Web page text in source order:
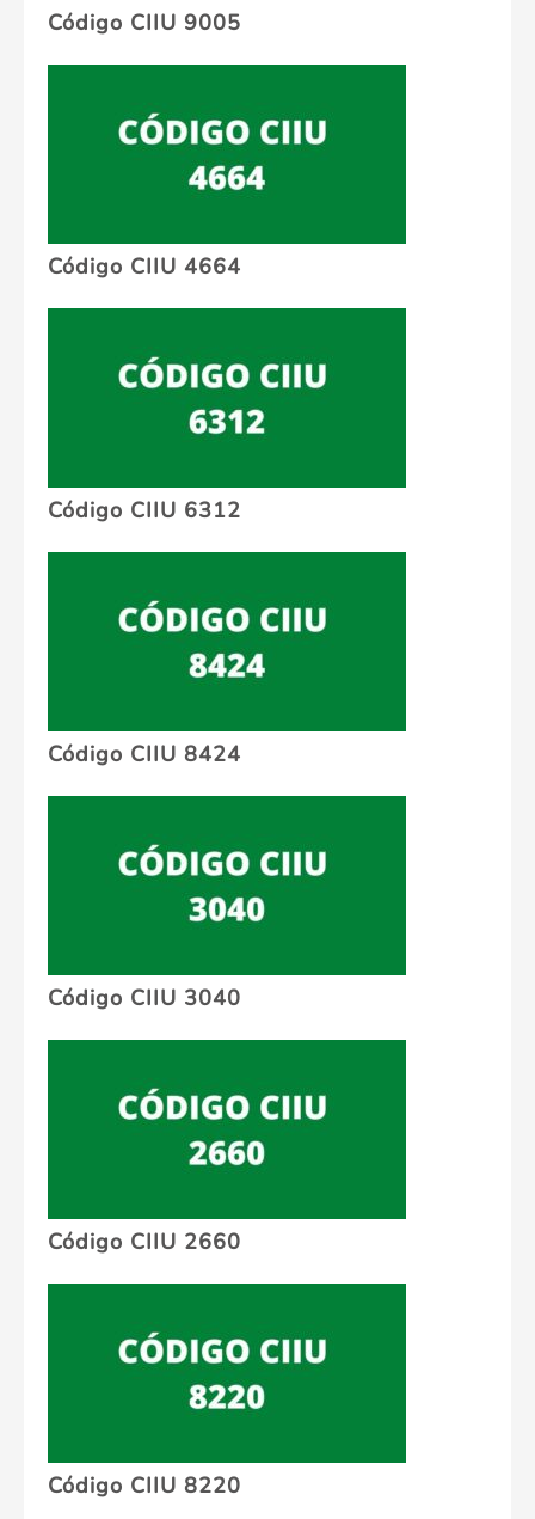
Código CIIU 9005
Código CIIU 4664
Código CIIU 6312
Código CIIU 8424
Código CIIU 3040
Código CIIU 2660
Código CIIU 8220